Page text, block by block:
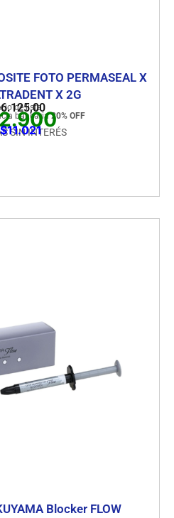
FOTO PERMASEAL X
X 2G
de lista
bancaria20% OFF
SIN INTERÉS
Blocker FLOW